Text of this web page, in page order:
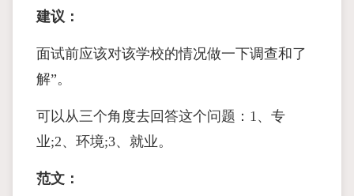
建议：
面试前应该对该学校的情况做一下调查和了
解”。
可以从三个角度去回答这个问题：1、专
业;2、环境;3、就业。
范文：